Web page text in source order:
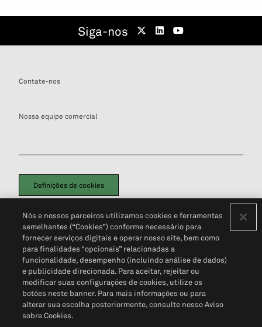
Siga-nos
Contate-nos
Nossa equipe comercial
Definições de cookies
Política de PrivacidadePortal de privacidade do cliente (em inglês)
Não Venda Minhas Informações Pessoais© 2026 S&P Global
Nós e nossos parceiros utilizamos cookies e ferramentas
semelhantes (“Cookies”) conforme necessário para
fornecer serviços digitais e operar nosso site, bem como
para finalidades “opcionais” relacionadas a
funcionalidade, desempenho (incluindo análise de dados)
e publicidade direcionada. Para aceitar, rejeitar ou
modificar suas configurações de cookies, utilize os
botões neste banner. Para mais informações ou para
alterar sua escolha posteriormente, consulte nosso Aviso
sobre Cookies.